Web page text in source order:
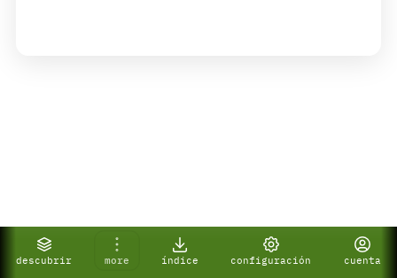
descubrir more índice configuración cuenta